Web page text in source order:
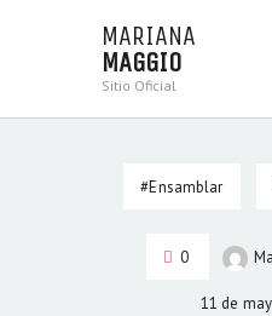
MARIANA
MAGGIO
Sitio Oficial
#Ensamblar
0
11 de
BIENVENIDA
SECCIONES
CONTENIDOS